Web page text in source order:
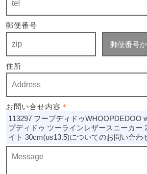
郵便番号
郵便番号
住所
お問い合せ内容 ＊
113297 フープディドゥWHOOPDEDOO
プディドゥ ツーラインレザースニーカー
イト 30cm(us13.5)についてのお問い合わ